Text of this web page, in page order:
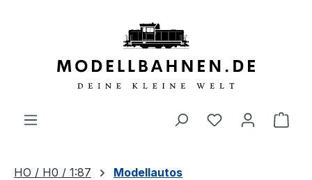
HO / H0 / 1:87 Modellautos